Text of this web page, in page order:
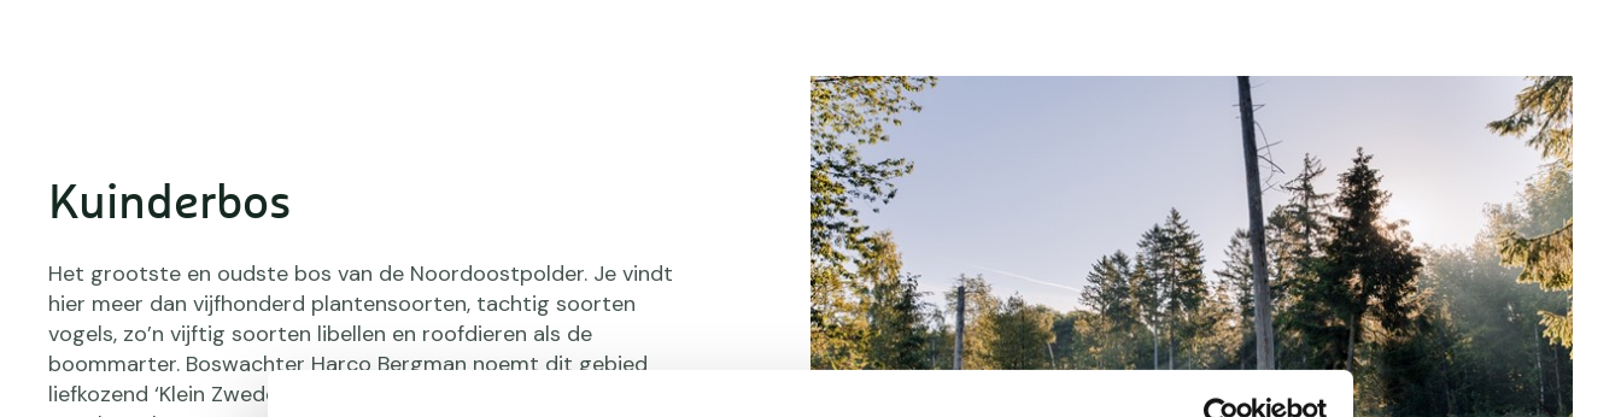
Kuinderbos
Het grootste en oudste bos van de Noordoostpolder. Je vindt
hier meer dan vijfhonderd plantensoorten, tachtig soorten
vogels, zo’n vijftig soorten libellen en roofdieren als de
boommarter. Boswachter Harco Bergman noemt dit gebied
liefkozend ‘Klein Zweden’. “Omdat het hele plaatje klopt: de